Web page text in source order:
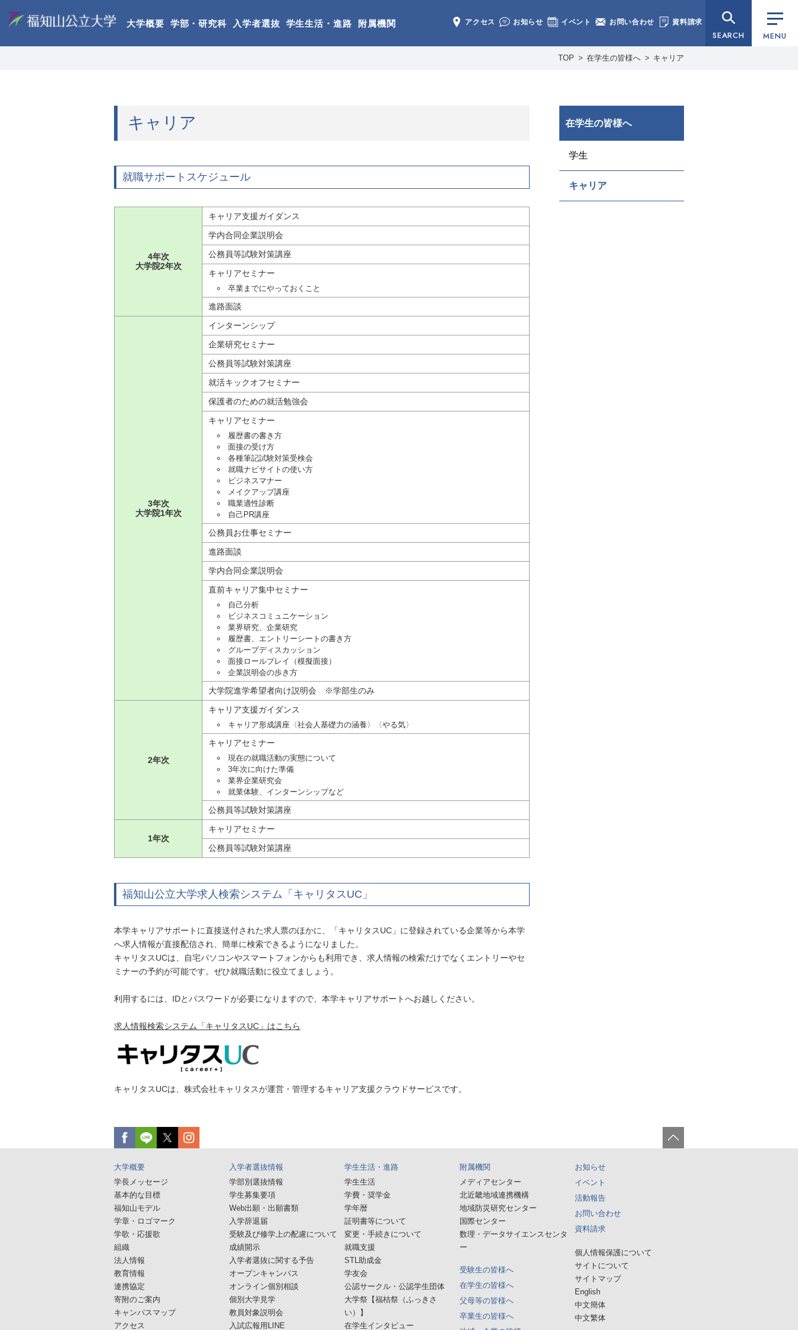
大学概要 学部・研究科 入学者選抜 学生生活・進路 附属機関 アクセス お知らせ イベント お問い合わせ 資料請求
SEARCH MENU
TOP 在学生の皆様へ キャリア
キャリア
就職サポートスケジュール
4年次
大学院2年次
キャリア支援ガイダンス
学内合同企業説明会
公務員等試験対策講座
キャリアセミナー
卒業までにやっておくこと
進路面談
3年次
大学院1年次
インターンシップ
企業研究セミナー
公務員等試験対策講座
就活キックオフセミナー
保護者のための就活勉強会
キャリアセミナー
履歴書の書き方
面接の受け方
各種筆記試験対策受検会
就職ナビサイトの使い方
ビジネスマナー
メイクアップ講座
職業適性診断
自己PR講座
公務員お仕事セミナー
進路面談
学内合同企業説明会
直前キャリア集中セミナー
自己分析
ビジネスコミュニケーション
業界研究、企業研究
履歴書、エントリーシートの書き方
グループディスカッション
面接ロールプレイ（模擬面接）
企業説明会の歩き方
大学院進学希望者向け説明会 ※学部生のみ
2年次
キャリア支援ガイダンス
キャリア形成講座〈社会人基礎力の涵養〉〈やる気〉
キャリアセミナー
現在の就職活動の実態について
3年次に向けた準備
業界企業研究会
就業体験、インターンシップなど
公務員等試験対策講座
1年次
キャリアセミナー
公務員等試験対策講座
福知山公立大学求人検索システム「キャリタスUC」
本学キャリアサポートに直接送付された求人票のほかに、「キャリタスUC」に登録されている企業等から本学
へ求人情報が直接配信され、簡単に検索できるようになりました。
キャリタスUCは、自宅パソコンやスマートフォンからも利用でき、求人情報の検索だけでなくエントリーやセ
ミナーの予約が可能です。ぜひ就職活動に役立てましょう。
利用するには、IDとパスワードが必要になりますので、本学キャリアサポートへお越しください。
求人情報検索システム「キャリタスUC」はこちら
キャリタスUCは、株式会社キャリタスが運営・管理するキャリア支援クラウドサービスです。
在学生の皆様へ
学生
キャリア
大学概要
学長メッセージ
基本的な目標
福知山モデル
学章・ロゴマーク
学歌・応援歌
組織
法人情報
教育情報
連携協定
寄附のご案内
キャンパスマップ
アクセス
入学者選抜情報
学部別選抜情報
学生募集要項
Web出願・出願書類
入学辞退届
受験及び修学上の配慮について
成績開示
入学者選抜に関する予告
オープンキャンパス
オンライン個別相談
個別大学見学
教員対象説明会
入試広報用LINE
学生生活・進路
学生生活
学費・奨学金
学年暦
証明書等について
変更・手続きについて
就職支援
STL助成金
学友会
公認サークル・公認学生団体
大学祭【福桔祭（ふっきさ
い）】
在学生インタビュー
附属機関
メディアセンター
北近畿地域連携機構
地域防災研究センター
国際センター
数理・データサイエンスセンタ
ー
受験生の皆様へ
在学生の皆様へ
父母等の皆様へ
卒業生の皆様へ
お知らせ
イベント
活動報告
お問い合わせ
資料請求
個人情報保護について
サイトについて
サイトマップ
English
中文簡体
中文繁体